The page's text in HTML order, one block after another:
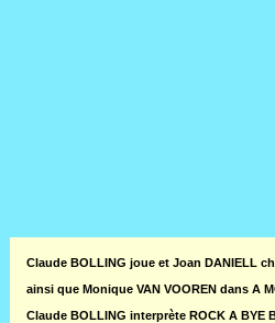
Claude BOLLING joue et Joan DANIELL
ainsi que Monique VAN VOOREN dans A
Claude BOLLING interprète ROCK A BYE